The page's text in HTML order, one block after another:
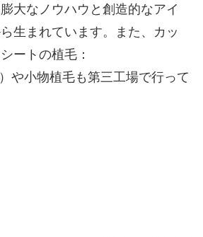
大なノウハウと創造的なアイ
生まれています。また、カッ
ートの植毛：
や小物植毛も第三工場で行って